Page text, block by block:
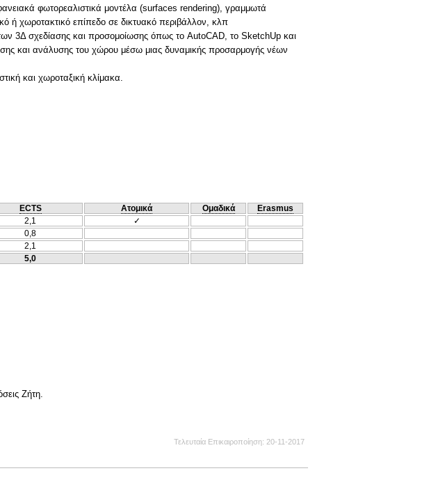
φωτορεαλιστικά μοντέλα (surfaces rendering), γραμμωτά
ή χωροτακτικό επίπεδο σε δικτυακό περιβάλλον, κλπ
3Δ σχεδίασης και προσομοίωσης όπως το AutoCAD, το SketchUp και
και ανάλυσης του χώρου μέσω μιας δυναμικής προσαρμογής νέων
ECTS Ατομικά Ομαδικά
Erasmus
2,1
✓
0,8
2,1
5,0
Ζήτη.
Τελευταία Επικαιροποίηση 20-11-2017